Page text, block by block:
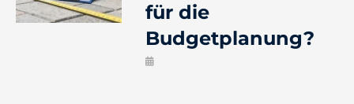
für die
Budgetplanung?